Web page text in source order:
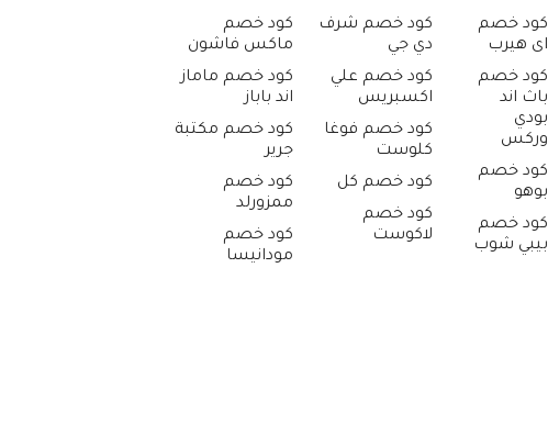
كود خصم
اى هيرب
كود خصم
باث اند
بودي
وركس
كود خصم
بوهو
كود خصم
بيبي شوب
كود خصم شرف
دي جي
كود خصم علي
اكسبريس
كود خصم فوغا
كلوست
كود خصم كل
كود خصم
لاكوست
كود خصم
ماكس فاشون
كود خصم ماماز
اند باباز
كود خصم مكتبة
جرير
كود خصم
ممزورلد
كود خصم
مودانيسا